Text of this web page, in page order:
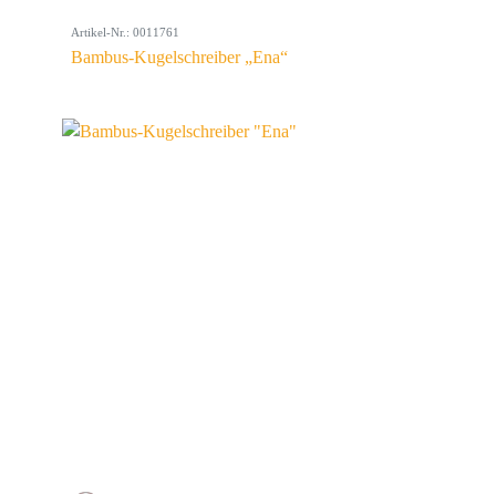
Artikel-Nr.: 0011761
Bambus-Kugelschreiber „Ena“